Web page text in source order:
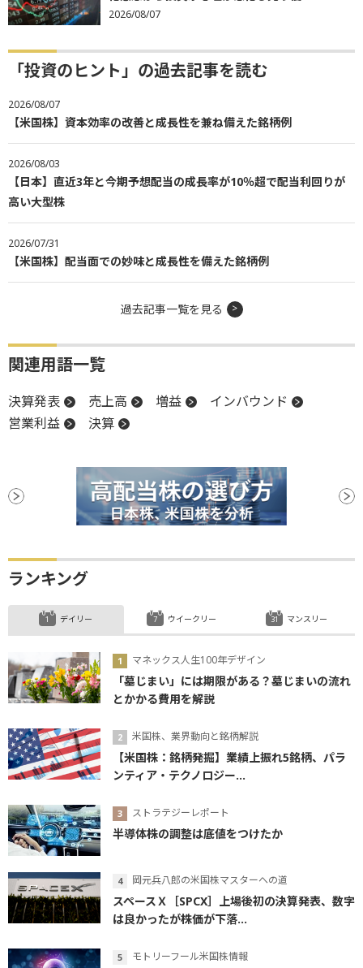
2026/08/07
「投資のヒント」の過去記事を読む
2026/08/07
【米国株】資本効率の改善と成長性を兼ね備えた銘柄例
2026/08/03
【日本】直近3年と今期予想配当の成長率が10％超で配当利回りが
高い大型株
2026/07/31
【米国株】配当面での妙味と成長性を備えた銘柄例
過去記事一覧を見る
関連用語一覧
決算発表 売上高 増益
インバウンド
営業利益
決算
ランキング
デイリー
マネックス人生100年デザイン
「墓じまい」には期限がある？墓じまいの流れ
とかかる費用を解説
米国株、業界動向と銘柄解説
【米国株：銘柄発掘】業績上振れ5銘柄、パラ
ンティア・テクノロジー...
ストラテジーレポート
半導体株の調整は底値をつけたか
岡元兵八郎の米国株マスターへの道
スペースＸ［SPCX］上場後初の決算発表、数字
は良かったが株価が下落...
モトリーフール米国株情報
ウイークリー マンスリー